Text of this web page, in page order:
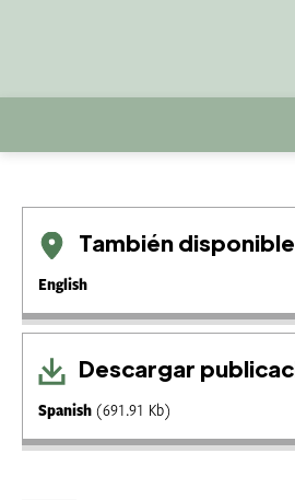
También
English
Descargar
Spanish (691.91 Kb)